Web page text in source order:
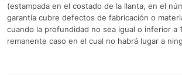
(estampada en el costado de la llanta, en el
garantía cubre defectos de fabricación o
cuando la profundidad no sea igual o inferior a
remanente caso en el cual no habrá lugar a